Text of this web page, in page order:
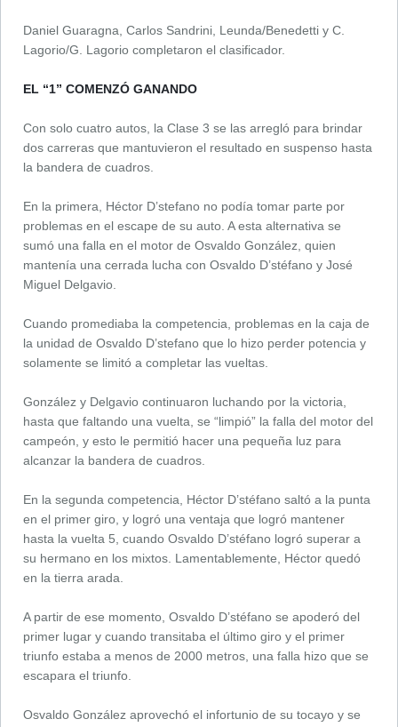
Daniel Guaragna, Carlos Sandrini, Leunda/Benedetti y C.
Lagorio/G. Lagorio completaron el clasificador.
EL “1” COMENZÓ GANANDO
Con solo cuatro autos, la Clase 3 se las arregló para brindar
dos carreras que mantuvieron el resultado en suspenso hasta
la bandera de cuadros.
En la primera, Héctor D’stefano no podía tomar parte por
problemas en el escape de su auto. A esta alternativa se
sumó una falla en el motor de Osvaldo González, quien
mantenía una cerrada lucha con Osvaldo D’stéfano y José
Miguel Delgavio.
Cuando promediaba la competencia, problemas en la caja de
la unidad de Osvaldo D’stefano que lo hizo perder potencia y
solamente se limitó a completar las vueltas.
González y Delgavio continuaron luchando por la victoria,
hasta que faltando una vuelta, se “limpió” la falla del motor del
campeón, y esto le permitió hacer una pequeña luz para
alcanzar la bandera de cuadros.
En la segunda competencia, Héctor D’stéfano saltó a la punta
en el primer giro, y logró una ventaja que logró mantener
hasta la vuelta 5, cuando Osvaldo D’stéfano logró superar a
su hermano en los mixtos. Lamentablemente, Héctor quedó
en la tierra arada.
A partir de ese momento, Osvaldo D’stéfano se apoderó del
primer lugar y cuando transitaba el último giro y el primer
triunfo estaba a menos de 2000 metros, una falla hizo que se
escapara el triunfo.
Osvaldo González aprovechó el infortunio de su tocayo y se